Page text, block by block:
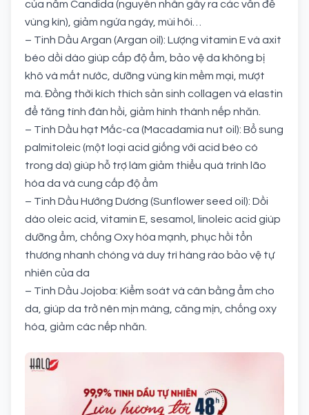
của nấm Candida (nguyên nhân gây ra các vấn đề
vùng kín), giảm ngứa ngáy, mùi hôi…
– Tinh Dầu Argan (Argan oil): Lượng vitamin E và axit
béo dồi dào giúp cấp độ ẩm, bảo vệ da không bị
khô và mất nước, dưỡng vùng kín mềm mại, mượt
mà. Đồng thời kích thích sản sinh collagen và elastin
để tăng tính đàn hồi, giảm hình thành nếp nhăn.
– Tinh Dầu hạt Mắc-ca (Macadamia nut oil): Bổ sung
palmitoleic (một loại acid giống với acid béo có
trong da) giúp hỗ trợ làm giảm thiểu quá trình lão
hóa da và cung cấp độ ẩm
– Tinh Dầu Hướng Dương (Sunflower seed oil): Dồi
dào oleic acid, vitamin E, sesamol, linoleic acid giúp
dưỡng ẩm, chống Oxy hóa mạnh, phục hồi tổn
thương nhanh chóng và duy trì hàng rào bảo vệ tự
nhiên của da
– Tinh Dầu Jojoba: Kiểm soát và cân bằng ẩm cho
da, giúp da trở nên mịn màng, căng mịn, chống oxy
hóa, giảm các nếp nhăn.